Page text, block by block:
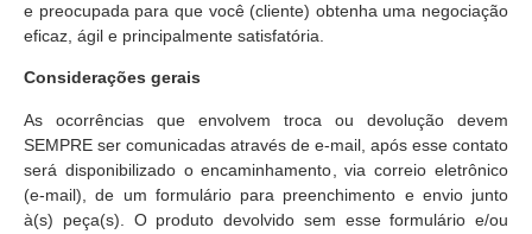
e preocupada para que você (cliente) obtenha uma negociação
eficaz, ágil e principalmente satisfatória.
Considerações gerais
As ocorrências que envolvem troca ou devolução devem
SEMPRE ser comunicadas através de e-mail, após esse contato
será disponibilizado o encaminhamento, via correio eletrônico
(e-mail), de um formulário para preenchimento e envio junto
à(s) peça(s). O produto devolvido sem esse formulário e/ou